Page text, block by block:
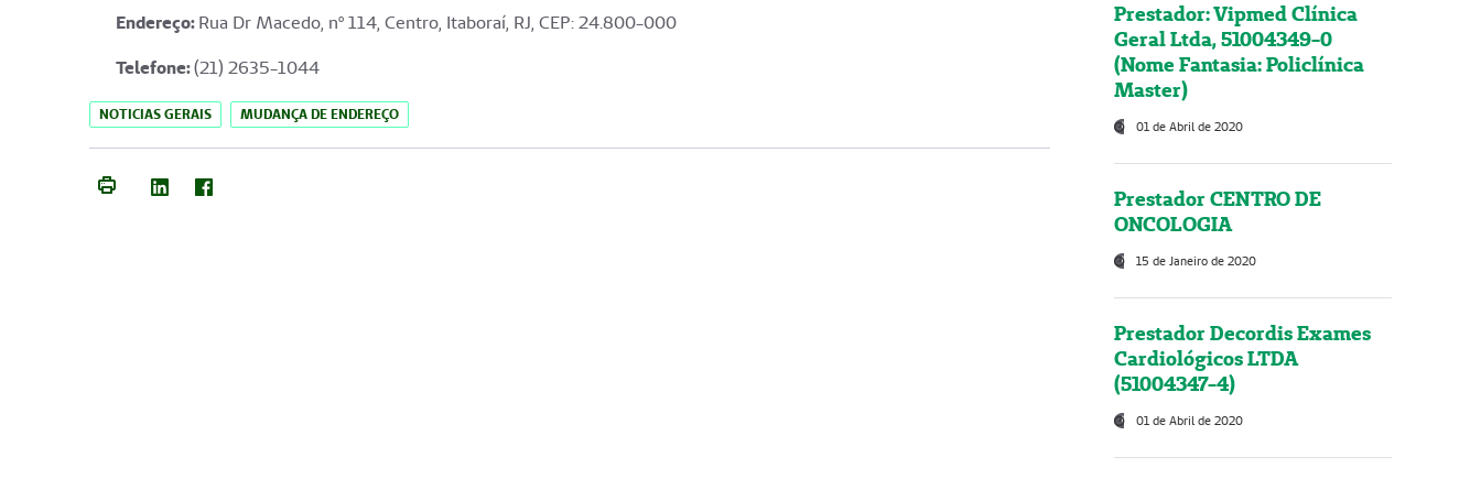
Endereço:Rua Dr Macedo, nº 114, Centro, Itaboraí, RJ, CEP: 24.800-000
Telefone:(21) 2635-1044
NOTICIAS GERAIS MUDANÇA DE ENDEREÇO
Prestador: Vipmed Clínica
Geral Ltda, 51004349-0
(Nome Fantasia: Policlínica
Master)
01 de Abril de 2020
Prestador CENTRO DE
ONCOLOGIA
15 de Janeiro de 2020
Prestador Decordis Exames
Cardiológicos LTDA
(51004347-4)
01 de Abril de 2020